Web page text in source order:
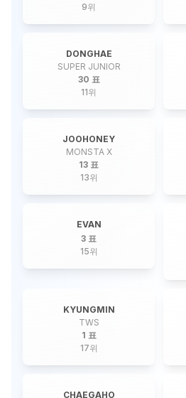
9위
DONGHAE
SUPER JUNIOR
30 표
11위
JOOHONEY
MONSTA X
13 표
13위
EVAN
3 표
15위
KYUNGMIN
TWS
1 표
17위
CHAEGAHO